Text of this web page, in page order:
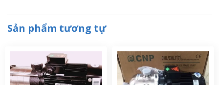
Sản phẩm tương tự